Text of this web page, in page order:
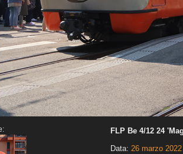
FLP Be 4/12 24
Data: 26 marzo 2022